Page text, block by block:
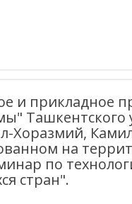
и прикладное
Хоразмий,
на
по
стран".